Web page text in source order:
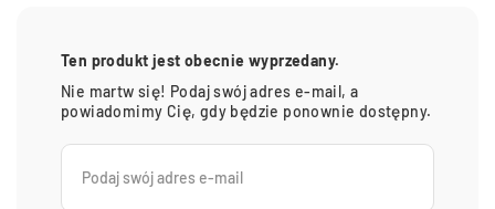
Ten produkt jest obecnie wyprzedany.
Nie martw się! Podaj swój adres e-mail, a
powiadomimy Cię, gdy będzie ponownie dostępny.